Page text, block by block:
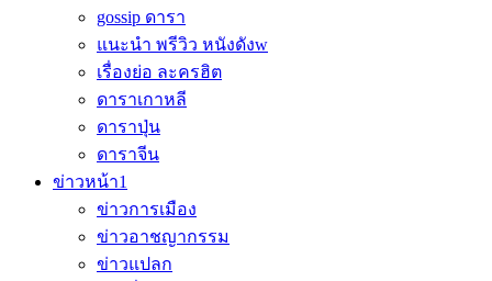
gossip ดารา
แนะนำ พรีวิว หนังดังw
เรื่องย่อ ละครฮิต
ดาราเกาหลี
ดาราปุ่น
ดาราจีน
ข่าวหน้า1
ข่าวการเมือง
ข่าวอาชญากรรม
ข่าวแปลก